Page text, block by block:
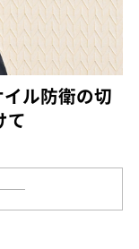
ル防衛の切
て